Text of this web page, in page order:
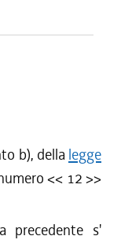
b), della legge
<< 12 >>
precedente s'